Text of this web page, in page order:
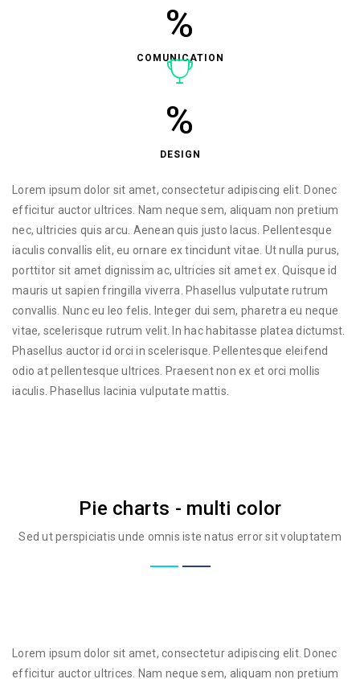
%
COMUNICATION
%
DESIGN
Lorem ipsum dolor sit amet, consectetur adipiscing elit. Donec
efficitur auctor ultrices. Nam neque sem, aliquam non pretium
nec, ultricies quis arcu. Aenean quis justo lacus. Pellentesque
iaculis convallis elit, eu ornare ex tincidunt vitae. Ut nulla purus,
porttitor sit amet dignissim ac, ultricies sit amet ex. Quisque id
mauris ut sapien fringilla viverra. Phasellus vulputate rutrum
convallis. Nunc eu leo felis. Integer dui sem, pharetra eu neque
vitae, scelerisque rutrum velit. In hac habitasse platea dictumst.
Phasellus auctor id orci in scelerisque. Pellentesque eleifend
odio at pellentesque ultrices. Praesent non ex et orci mollis
iaculis. Phasellus lacinia vulputate mattis.
Pie charts - multi color
Sed ut perspiciatis unde omnis iste natus error sit voluptatem
Lorem ipsum dolor sit amet, consectetur adipiscing elit. Donec
efficitur auctor ultrices. Nam neque sem, aliquam non pretium